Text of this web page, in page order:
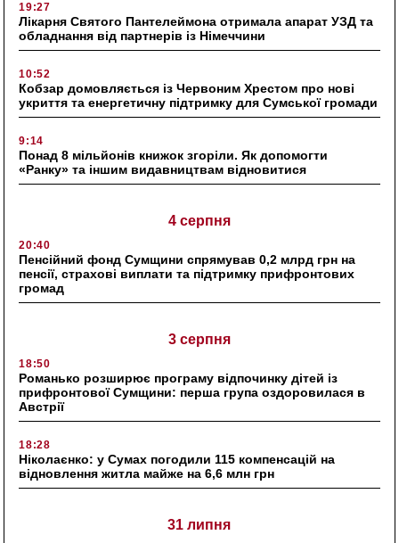
19:27
Лікарня Святого Пантелеймона отримала апарат УЗД та
обладнання від партнерів із Німеччини
10:52
Кобзар домовляється із Червоним Хрестом про нові
укриття та енергетичну підтримку для Сумської громади
9:14
Понад 8 мільйонів книжок згоріли. Як допомогти
«Ранку» та іншим видавництвам відновитися
4 серпня
20:40
Пенсійний фонд Сумщини спрямував 0,2 млрд грн на
пенсії, страхові виплати та підтримку прифронтових
громад
3 серпня
18:50
Романько розширює програму відпочинку дітей із
прифронтової Сумщини: перша група оздоровилася в
Австрії
18:28
Ніколаєнко: у Сумах погодили 115 компенсацій на
відновлення житла майже на 6,6 млн грн
31 липня